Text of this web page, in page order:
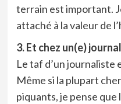
terrain est important.
attaché à la valeur de
3. Et chez un(e)
Le taf d’un journaliste
Même si la plupart
piquants, je pense